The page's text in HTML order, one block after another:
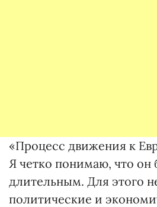
«Процесс движения к
Я четко понимаю, что он
длительным. Для этого
политические и